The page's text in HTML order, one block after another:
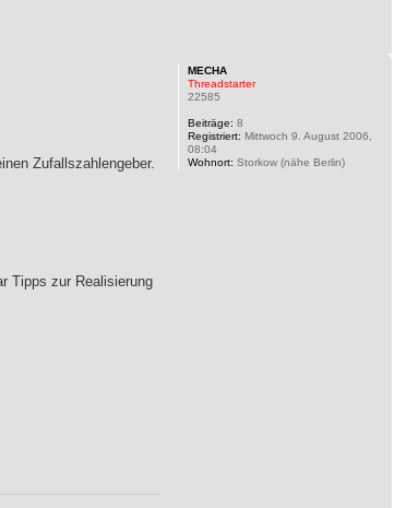
Zufallszahlengeber.
Tipps zur Realisierung
MECHA
Threadstarter
22585
Beiträge: 8
Registriert: Mittwoch 9. August 2006,
08:04
Wohnort: Storkow (nähe Berlin)